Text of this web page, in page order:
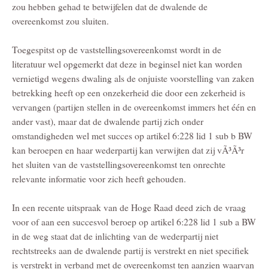
zou hebben gehad te betwijfelen dat de dwalende de
overeenkomst zou sluiten.
Toegespitst op de vaststellingsovereenkomst wordt in de
literatuur wel opgemerkt dat deze in beginsel niet kan worden
vernietigd wegens dwaling als de onjuiste voorstelling van zaken
betrekking heeft op een onzekerheid die door een zekerheid is
vervangen (partijen stellen in de overeenkomst immers het één en
ander vast), maar dat de dwalende partij zich onder
omstandigheden wel met succes op artikel 6:228 lid 1 sub b BW
kan beroepen en haar wederpartij kan verwijten dat zij vÃ³Ã³r
het sluiten van de vaststellingsovereenkomst ten onrechte
relevante informatie voor zich heeft gehouden.
In een recente uitspraak van de Hoge Raad deed zich de vraag
voor of aan een succesvol beroep op artikel 6:228 lid 1 sub a BW
in de weg staat dat de inlichting van de wederpartij niet
rechtstreeks aan de dwalende partij is verstrekt en niet specifiek
is verstrekt in verband met de overeenkomst ten aanzien waarvan